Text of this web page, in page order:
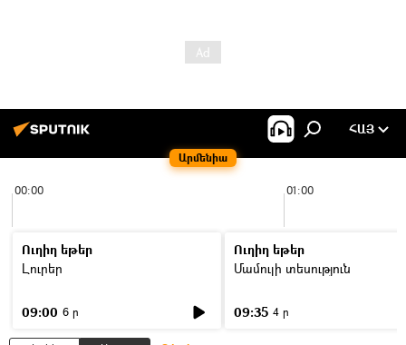
Արմենիա
ՀԱՅ
00:00 01:00
Ուղիղ եթեր
Լուրեր
09:00 6 ր
Ուղիղ եթեր
Մամուլի տեսություն
09:35 4 ր